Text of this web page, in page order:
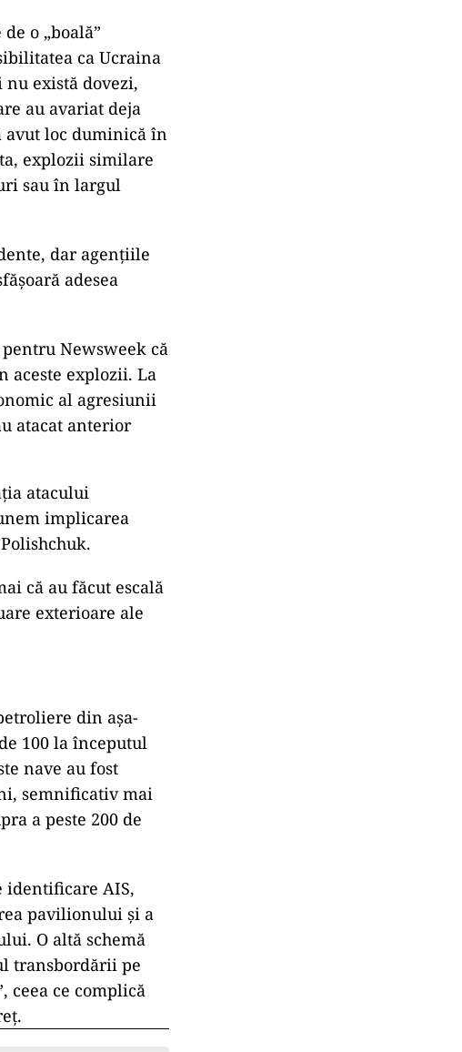
o „boală”
ca Ucraina
nu există dovezi,
au avariat deja
avut loc duminică în
explozii similare
sau în largul
dar agențiile
adesea
Newsweek că
aceste explozii. La
al agresiunii
atacat anterior
atacului
implicarea
că au făcut escală
exterioare ale
din așa-
100 la începutul
nave au fost
semnificativ mai
a peste 200 de
identificare AIS,
pavilionului și a
O altă schemă
transbordării pe
ceea ce complică